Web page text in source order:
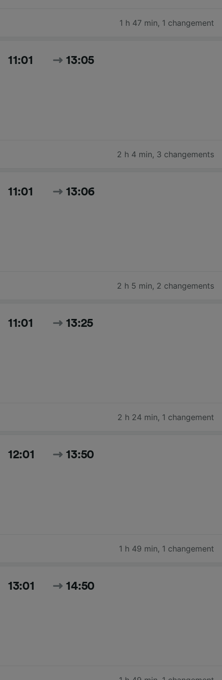
1 h 47 min, 1 changement
11:01 13:05
2 h 4 min, 3 changements
11:01 13:06
2 h 5 min, 2 changements
11:01 13:25
2 h 24 min, 1 changement
12:01 13:50
1 h 49 min, 1 changement
13:01 14:50